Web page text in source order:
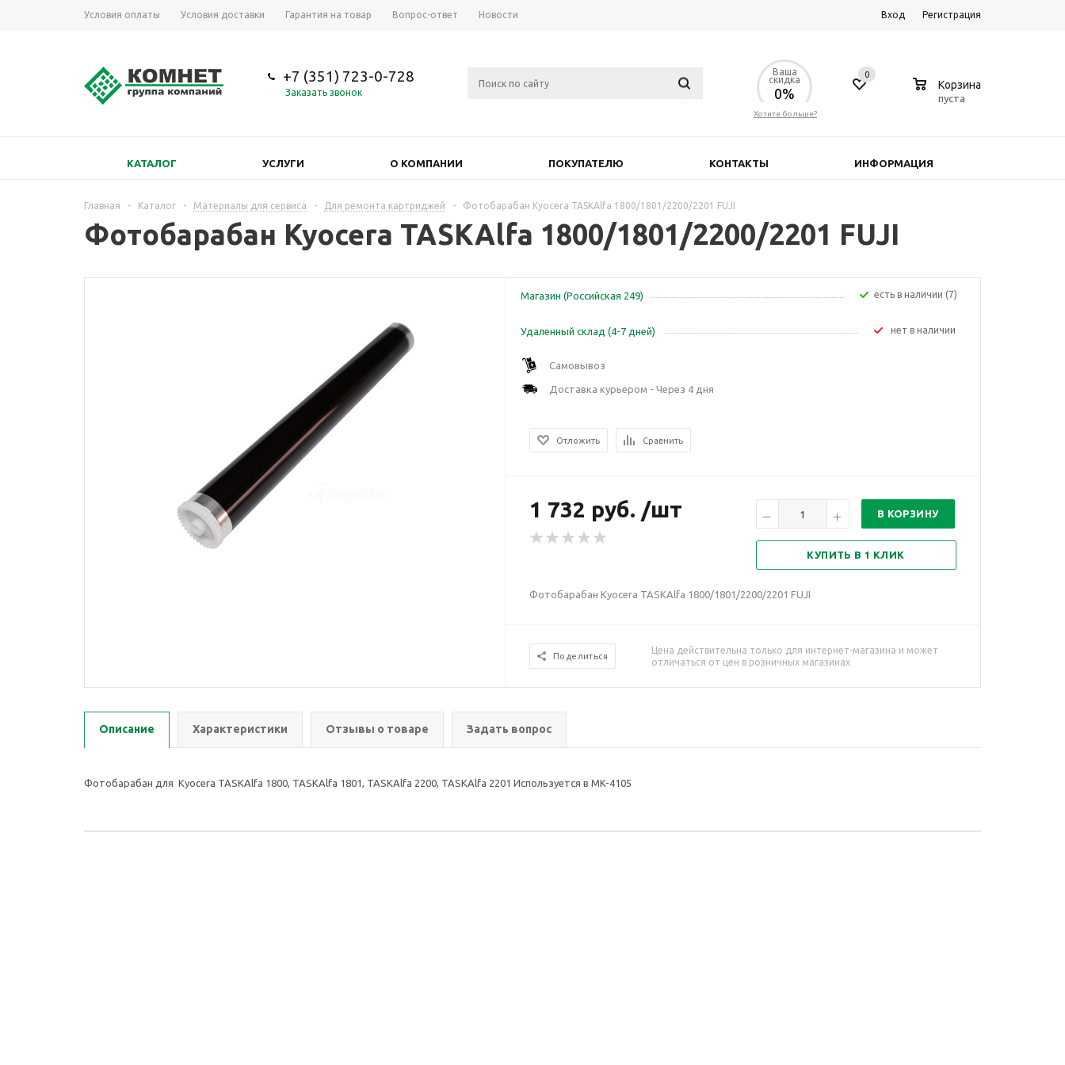
Условия оплаты Условия доставки Гарантия на товар Вопрос-ответ Новости Вход Регистрация
+7 (351) 723-0-728
Заказать звонок
Ваша
скидка
0%
Хотите больше?
0
Корзина
пуста
КАТАЛОГ УСЛУГИ О КОМПАНИИ ПОКУПАТЕЛЮ КОНТАКТЫ ИНФОРМАЦИЯ
Главная - Каталог - Материалы для сервиса - Для ремонта картриджей - Фотобарабан Kyocera TASKAlfa 1800/1801/2200/2201 FUJI
Фотобарабан Kyocera TASKAlfa 1800/1801/2200/2201 FUJI
Магазин (Российская 249) Есть в наличии (7)
Удаленный склад (4-7 дней) Нет в наличии
Самовывоз
Доставка курьером - Через 4 дня
Отложить Сравнить
1 732 руб. /шт В КОРЗИНУ
КУПИТЬ В 1 КЛИК
Фотобарабан Kyocera TASKAlfa 1800/1801/2200/2201 FUJI
Поделиться
Цена действительна только для интернет-магазина и может
отличаться от цен в розничных магазинах
Описание Характеристики Отзывы о товаре Задать вопрос
Фотобарабан для Kyocera TASKAlfa 1800, TASKAlfa 1801, TASKAlfa 2200, TASKAlfa 2201 Используется в MK-4105